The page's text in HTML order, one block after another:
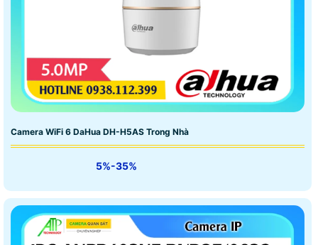
Camera WiFi 6 DaHua DH-H5AS Trong Nhà
5%-35%